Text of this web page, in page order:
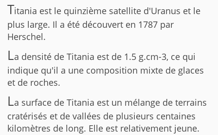
Titania est le quinzième satellite d'Uranus et le
plus large. Il a été découvert en 1787 par
Herschel.
La densité de Titania est de 1.5 g.cm-3, ce qui
indique qu'il a une composition mixte de glaces
et de roches.
La surface de Titania est un mélange de terrains
cratérisés et de vallées de plusieurs centaines
kilomètres de long. Elle est relativement jeune.